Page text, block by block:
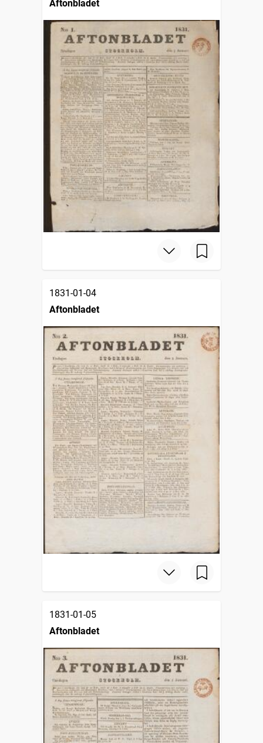
Aftonbladet
1831-01-04
Aftonbladet
1831-01-05
Aftonbladet